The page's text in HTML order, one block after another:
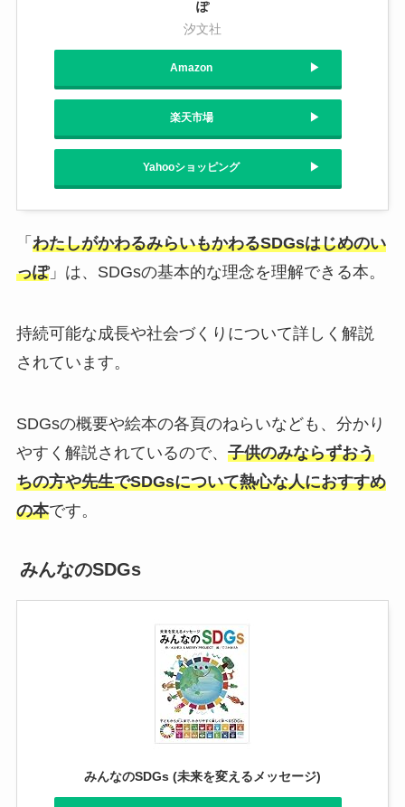
ぽ
汐文社
Amazon
楽天市場
Yahooショッピング
「 わたしがかわるみらいもかわるSDGsはじめのい
っぽ」は、SDGsの基本的な理念を理解できる本。
持続可能な成長や社会づくりについて詳しく解説
されています。
SDGsの概要や絵本の各頁のねらいなども、分かり
やすく解説されているので、 子供のみならずおう
ちの方や先生でSDGsについて熱心な人におすすめ
の本です。
みんなのSDGs
みんなのSDGs (未来を変えるメッセージ)